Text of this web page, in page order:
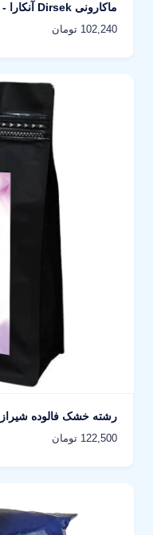
ماکارونی Dirsek آنکارا - 500 گرم
102,240 تومان
رشته خشک فالوده شیرازی
122,500 تومان